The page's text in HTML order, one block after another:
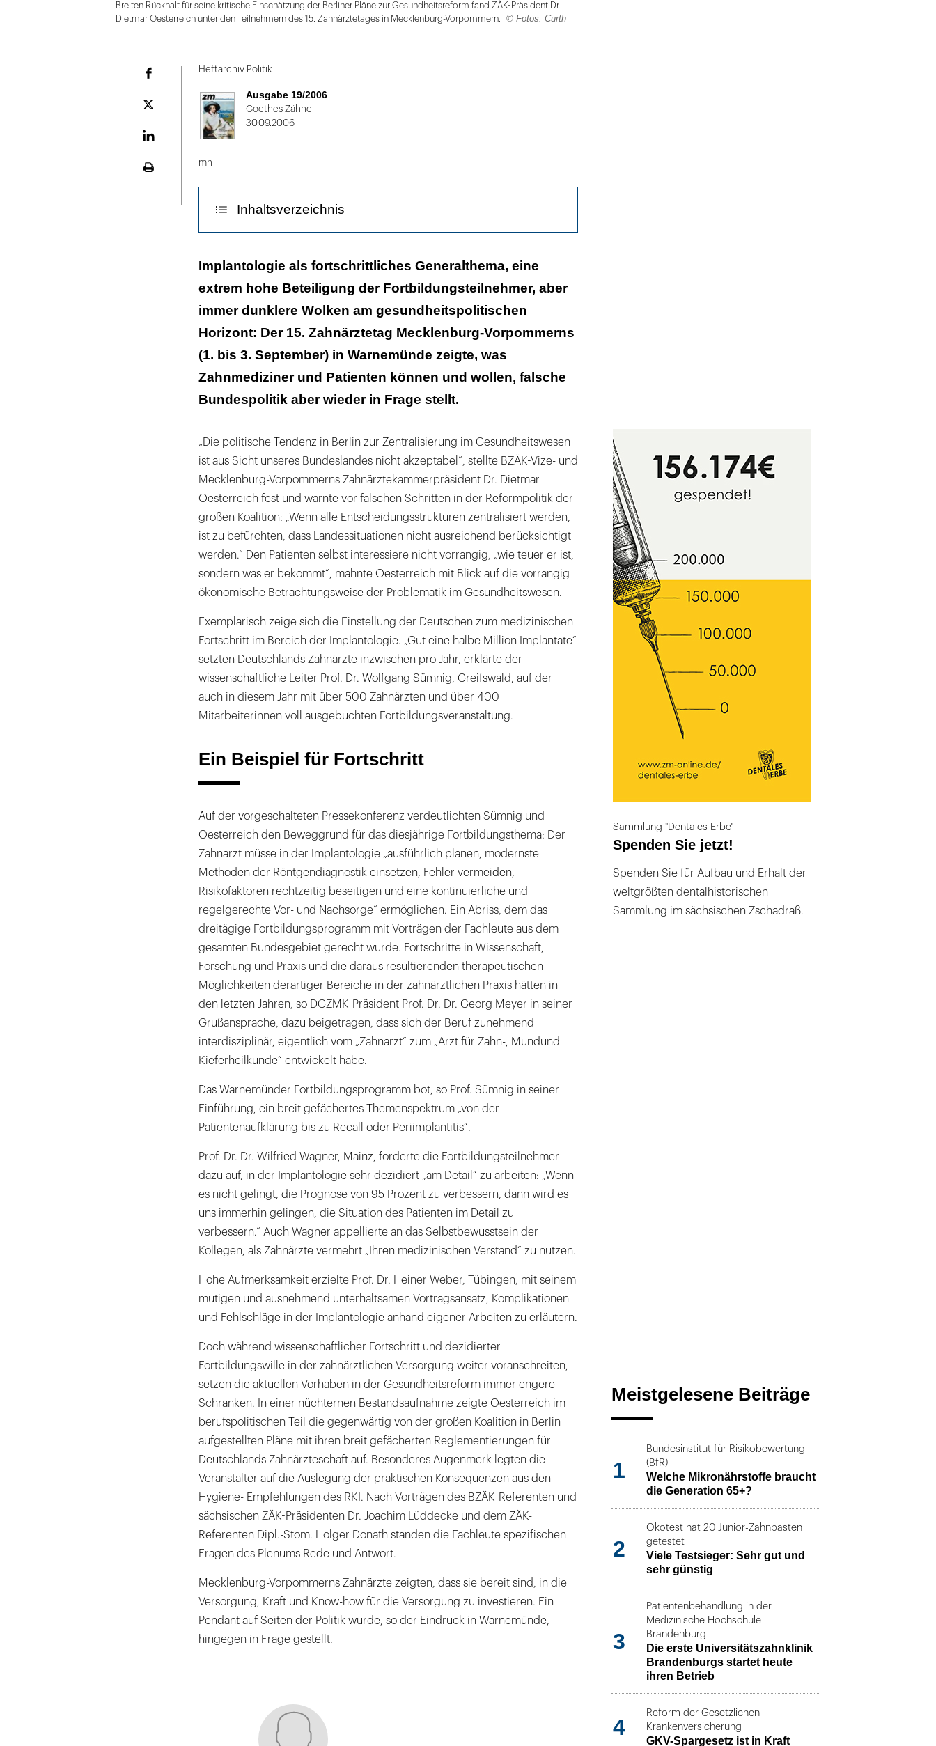
öffnen
Breiten Rückhalt für seine kritische Einschätzung der Berliner Pläne zur Gesundheitsreform fand ZÄK-Präsident Dr.
Dietmar Oesterreich unter den Teilnehmern des 15. Zahnärztetages in Mecklenburg-Vorpommern.
© Fotos: Curth
Plattform
Heftarchiv Politik
Ausgabe 19/2006
Goethes Zähne
30.09.2006
mn
Inhaltsverzeichnis
Ein Beispiel für Fortschritt
Implantologie als fortschrittliches Generalthema, eine
extrem hohe Beteiligung der Fortbildungsteilnehmer, aber
immer dunklere Wolken am gesundheitspolitischen
Horizont: Der 15. Zahnärztetag Mecklenburg-Vorpommerns
(1. bis 3. September) in Warnemünde zeigte, was
Zahnmediziner und Patienten können und wollen, falsche
Bundespolitik aber wieder in Frage stellt.
„Die politische Tendenz in Berlin zur Zentralisierung im Gesundheitswesen
ist aus Sicht unseres Bundeslandes nicht akzeptabel“, stellte BZÄK-Vize- und
Mecklenburg-Vorpommerns Zahnärztekammerpräsident Dr. Dietmar
Oesterreich fest und warnte vor falschen Schritten in der Reformpolitik der
großen Koalition: „Wenn alle Entscheidungsstrukturen zentralisiert werden,
ist zu befürchten, dass Landessituationen nicht ausreichend berücksichtigt
werden.“ Den Patienten selbst interessiere nicht vorrangig, „wie teuer er ist,
sondern was er bekommt“, mahnte Oesterreich mit Blick auf die vorrangig
ökonomische Betrachtungsweise der Problematik im Gesundheitswesen.
Exemplarisch zeige sich die Einstellung der Deutschen zum medizinischen
Fortschritt im Bereich der Implantologie. „Gut eine halbe Million Implantate“
setzten Deutschlands Zahnärzte inzwischen pro Jahr, erklärte der
wissenschaftliche Leiter Prof. Dr. Wolfgang Sümnig, Greifswald, auf der
auch in diesem Jahr mit über 500 Zahnärzten und über 400
Mitarbeiterinnen voll ausgebuchten Fortbildungsveranstaltung.
Ein Beispiel für Fortschritt
Auf der vorgeschalteten Pressekonferenz verdeutlichten Sümnig und
Oesterreich den Beweggrund für das diesjährige Fortbildungsthema: Der
Zahnarzt müsse in der Implantologie „ausführlich planen, modernste
Methoden der Röntgendiagnostik einsetzen, Fehler vermeiden,
Risikofaktoren rechtzeitig beseitigen und eine kontinuierliche und
regelgerechte Vor- und Nachsorge“ ermöglichen. Ein Abriss, dem das
dreitägige Fortbildungsprogramm mit Vorträgen der Fachleute aus dem
gesamten Bundesgebiet gerecht wurde. Fortschritte in Wissenschaft,
Forschung und Praxis und die daraus resultierenden therapeutischen
Möglichkeiten derartiger Bereiche in der zahnärztlichen Praxis hätten in
den letzten Jahren, so DGZMK-Präsident Prof. Dr. Dr. Georg Meyer in seiner
Grußansprache, dazu beigetragen, dass sich der Beruf zunehmend
interdisziplinär, eigentlich vom „Zahnarzt“ zum „Arzt für Zahn-, Mundund
Kieferheilkunde“ entwickelt habe.
Das Warnemünder Fortbildungsprogramm bot, so Prof. Sümnig in seiner
Einführung, ein breit gefächertes Themenspektrum „von der
Patientenaufklärung bis zu Recall oder Periimplantitis“.
Prof. Dr. Dr. Wilfried Wagner, Mainz, forderte die Fortbildungsteilnehmer
dazu auf, in der Implantologie sehr dezidiert „am Detail“ zu arbeiten: „Wenn
es nicht gelingt, die Prognose von 95 Prozent zu verbessern, dann wird es
uns immerhin gelingen, die Situation des Patienten im Detail zu
verbessern.“ Auch Wagner appellierte an das Selbstbewusstsein der
Kollegen, als Zahnärzte vermehrt „Ihren medizinischen Verstand“ zu nutzen.
Hohe Aufmerksamkeit erzielte Prof. Dr. Heiner Weber, Tübingen, mit seinem
mutigen und ausnehmend unterhaltsamen Vortragsansatz, Komplikationen
und Fehlschläge in der Implantologie anhand eigener Arbeiten zu erläutern.
Doch während wissenschaftlicher Fortschritt und dezidierter
Fortbildungswille in der zahnärztlichen Versorgung weiter voranschreiten,
setzen die aktuellen Vorhaben in der Gesundheitsreform immer engere
Schranken. In einer nüchternen Bestandsaufnahme zeigte Oesterreich im
berufspolitischen Teil die gegenwärtig von der großen Koalition in Berlin
aufgestellten Pläne mit ihren breit gefächerten Reglementierungen für
Deutschlands Zahnärzteschaft auf. Besonderes Augenmerk legten die
Veranstalter auf die Auslegung der praktischen Konsequenzen aus den
Hygiene- Empfehlungen des RKI. Nach Vorträgen des BZÄK-Referenten und
sächsischen ZÄK-Präsidenten Dr. Joachim Lüddecke und dem ZÄK-
Referenten Dipl.-Stom. Holger Donath standen die Fachleute spezifischen
Fragen des Plenums Rede und Antwort.
Mecklenburg-Vorpommerns Zahnärzte zeigten, dass sie bereit sind, in die
Versorgung, Kraft und Know-how für die Versorgung zu investieren. Ein
Pendant auf Seiten der Politik wurde, so der Eindruck in Warnemünde,
hingegen in Frage gestellt.
Sammlung "Dentales Erbe"
Spenden Sie jetzt!
Spenden Sie für Aufbau und Erhalt der
weltgrößten dentalhistorischen
Sammlung im sächsischen Zschadraß.
Meistgelesene Beiträge
1
Bundesinstitut für Risikobewertung
(BfR)
Welche Mikronährstoffe braucht
die Generation 65+?
2
Ökotest hat 20 Junior-Zahnpasten
getestet
Viele Testsieger: Sehr gut und
sehr günstig
3
Patientenbehandlung in der
Medizinische Hochschule
Brandenburg
Die erste Universitätszahnklinik
Brandenburgs startet heute
ihren Betrieb
4
Reform der Gesetzlichen
Krankenversicherung
GKV-Spargesetz ist in Kraft